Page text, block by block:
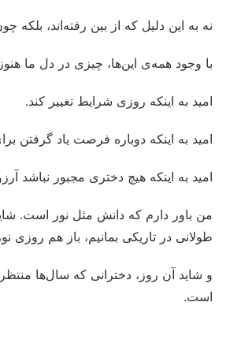
نه به این دلیل که از بین رفته‌اند، بلکه
با وجود همه‌ی این‌ها، چیزی در دل ما
امید به اینکه روزی شرایط تغییر کند.
امید به اینکه دوباره فرصت یاد گرفتن
امید به اینکه هیچ دختری مجبور نباشد
من باور دارم که دانش مثل نور است.
طولانی در تاریکی بمانیم، باز هم روزی
و شاید آن روز، دخترانی که سال‌ها
است.